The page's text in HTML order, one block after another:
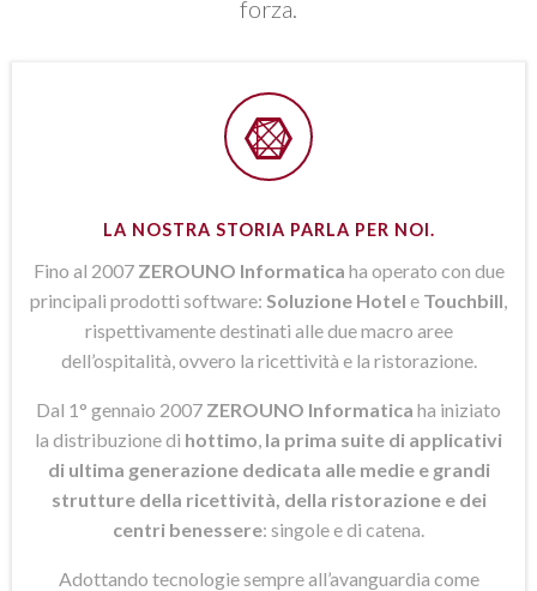
forza.
LA NOSTRA STORIA PARLA PER NOI.
Fino al 2007 ZEROUNO Informatica ha operato con due
principali prodotti software: Soluzione Hotel e Touchbill
rispettivamente destinati alle due macro aree
dell’ospitalità, ovvero la ricettività e la ristorazione.
Dal 1° gennaio 2007 ZEROUNO Informatica ha iniziato
la distribuzione di hottimo la prima suite di applicativi
di ultima generazione dedicata alle medie e grandi
strutture della ricettività, della ristorazione e dei
centri benessere: singole e di catena.
Adottando tecnologie sempre all’avanguardia come